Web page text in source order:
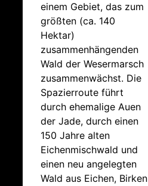
einem Gebiet, das zum
größten (ca. 140
Hektar)
zusammenhängenden
Wald der Wesermarsch
zusammenwächst. Die
Spazierroute führt
durch ehemalige Auen
der Jade, durch einen
150 Jahre alten
Eichenmischwald und
einen neu angelegten
Wald aus Eichen, Birken